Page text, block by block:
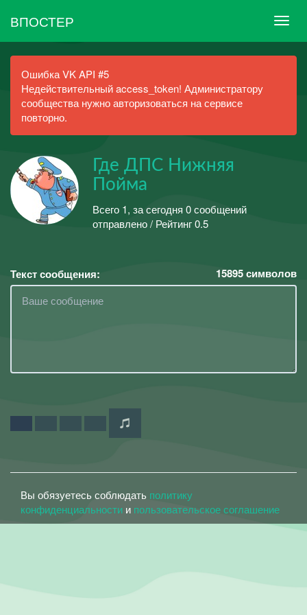
ВПОСТЕР
Ошибка VK API #5
Недействительный access_token! Администратору
сообщества нужно авторизоваться на сервисе
повторно.
Где ДПС Нижняя
Пойма
Всего 1, за сегодня 0 сообщений
отправлено / Рейтинг 0.5
Текст сообщения: 15895символов
Вы обязуетесь соблюдать политику
конфиденциальности и пользовательское соглашение